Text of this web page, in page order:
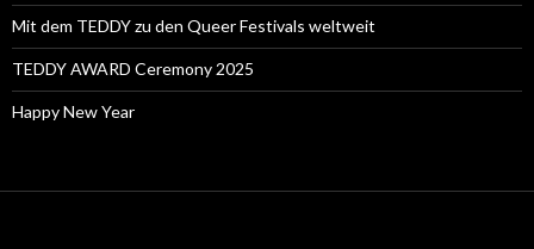
Mit dem TEDDY zu den Queer Festivals weltweit
TEDDY AWARD Ceremony 2025
Happy New Year